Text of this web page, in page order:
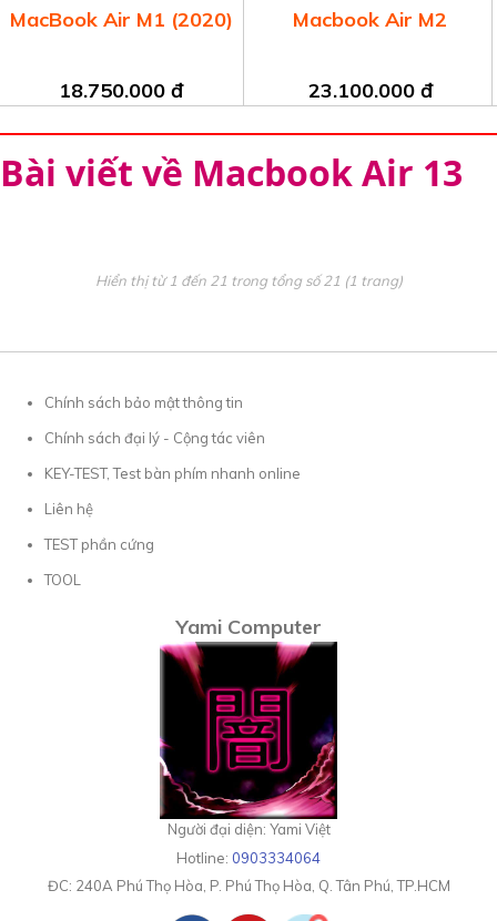
MacBook Air M1 (2020)
18.750.000 đ
Macbook Air M2
23.100.000 đ
Bài viết về Macbook Air 13
Hiển thị từ 1 đến 21 trong tổng số 21 (1 trang)
Chính sách bảo mật thông tin
Chính sách đại lý - Cộng tác viên
KEY-TEST, Test bàn phím nhanh online
Liên hệ
TEST phần cứng
TOOL
Yami Computer
Người đại diện: Yami Việt
Hotline: 0903334064
ĐC: 240A Phú Thọ Hòa, P. Phú Thọ Hòa, Q. Tân Phú, TP.HCM